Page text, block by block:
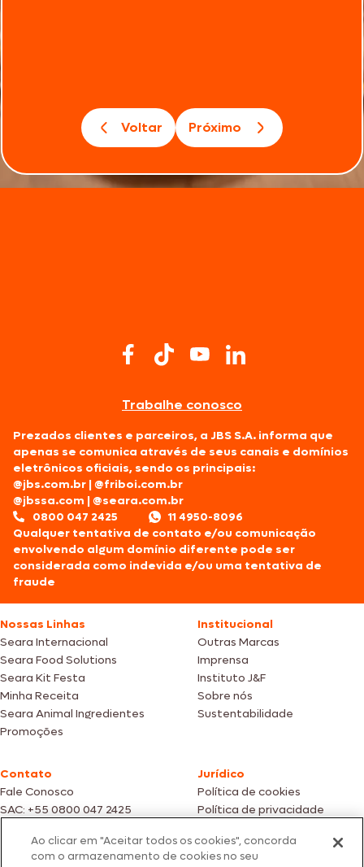
Voltar Próximo
Trabalhe conosco
Prezados clientes e parceiros, a JBS S.A. informa que
apenas se comunica através de seus canais e domínios
eletrônicos oficiais, sendo os principais:
@jbs.com.br |@friboi.com.br
@jbssa.com |@seara.com.br
0800 047 2425
11 4950-8096
Qualquer tentativa de contato e/ou comunicação
envolvendo algum domínio diferente pode ser
considerada como indevida e/ou uma tentativa de
fraude
Nossas Linhas
Seara Internacional
Seara Food Solutions
Seara Kit Festa
Minha Receita
Seara Animal Ingredientes
Promoções
Institucional
Outras Marcas
Imprensa
Instituto J&F
Sobre nós
Sustentabilidade
Contato
Fale Conosco
SAC: +55 0800 047 2425
Jurídico
Política de cookies
Política de privacidade
Fotos meramente ilustrativas | Ofertas válidas enquanto durarem os
estoques dos nossos parceiros | Vendas sujeitas a análise e confirmação
Ao clicar em "Aceitar todos os cookies", concorda
com o armazenamento de cookies no seu